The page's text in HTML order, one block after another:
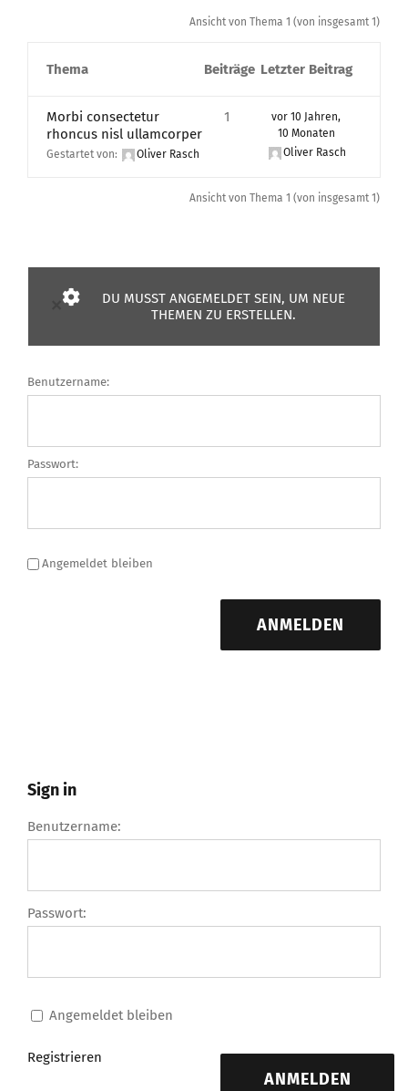
Ansicht von Thema 1 (von insgesamt 1)
Thema Beiträge Letzter Beitrag
Morbi consectetur
rhoncus nisl ullamcorper
Gestartet von: Oliver Rasch
1
vor 10 Jahren,
10 Monaten
Oliver Rasch
Ansicht von Thema 1 (von insgesamt 1)
DU MUSST ANGEMELDET SEIN, UM NEUE
THEMEN ZU ERSTELLEN.
Benutzername:
Passwort:
Angemeldet bleiben
ANMELDEN
Sign in
Benutzername:
Passwort:
Angemeldet bleiben
ANMELDEN
Registrieren